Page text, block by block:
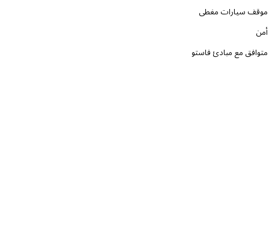
موقف سيارات مغطى
أمن
متوافق مع مبادئ فاستو